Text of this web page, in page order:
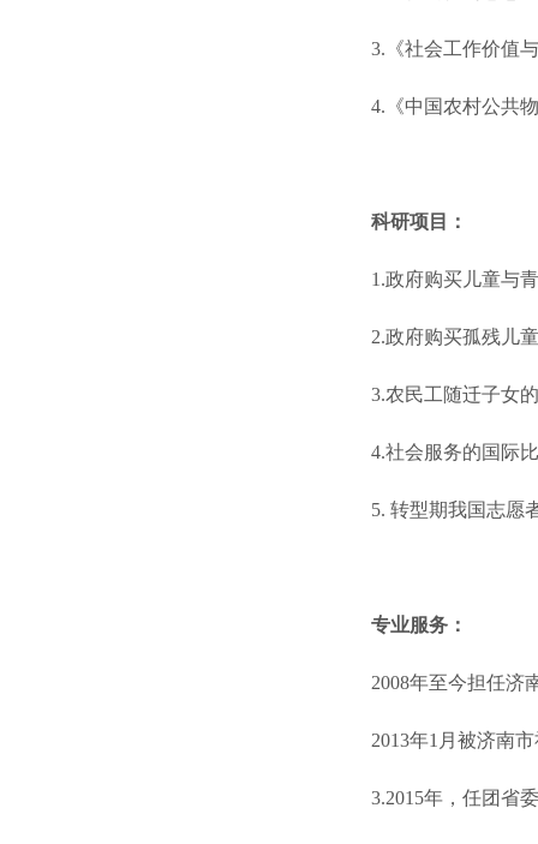
3.《社会工作价值
4.《中国农村公共
科研项目：
1.政府购买儿童与
2.政府购买孤残儿
3.农民工随迁子女
4.社会服务的国际
5. 转型期我国志愿
专业服务：
2008年至今担任济
2013年1月被济南
3.2015年，任团省